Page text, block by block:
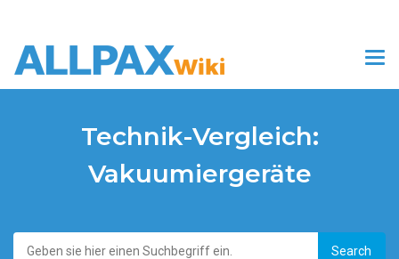
main
Technik-Vergleich:
Vakuumiergeräte